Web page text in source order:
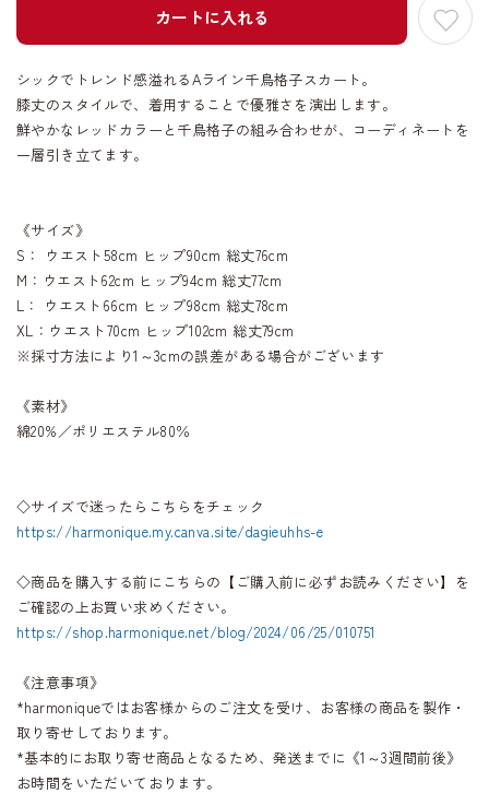
カートに入れる
シックでトレンド感溢れるAライン千鳥格子スカート。
膝丈のスタイルで、着用することで優雅さを演出します。
鮮やかなレッドカラーと千鳥格子の組み合わせが、コーディネートを
一層引き立てます。
《サイズ》
S： ウエスト58cm ヒップ90cm 総丈76cm
M：ウエスト62cm ヒップ94cm 総丈77cm
L： ウエスト66cm ヒップ98cm 総丈78cm
XL：ウエスト70cm ヒップ102cm 総丈79cm
※採寸方法により1～3cmの誤差がある場合がございます
《素材》
綿20%／ポリエステル80％
◇サイズで迷ったらこちらをチェック
https://harmonique.my.canva.site/dagieuhhs-e
◇商品を購入する前にこちらの【ご購入前に必ずお読みください】を
ご確認の上お買い求めください。
https://shop.harmonique.net/blog/2024/06/25/010751
《注意事項》
*harmoniqueではお客様からのご注文を受け、お客様の商品を製作・
取り寄せしております。
*基本的にお取り寄せ商品となるため、発送までに《1～3週間前後》
お時間をいただいております。